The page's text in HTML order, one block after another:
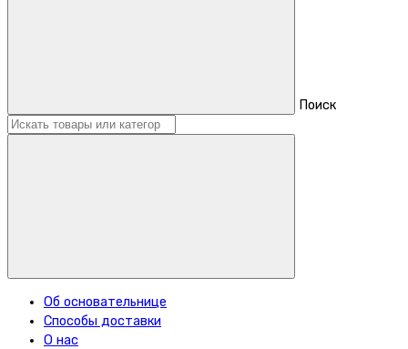
Поиск
Об основательнице
Способы доставки
О нас